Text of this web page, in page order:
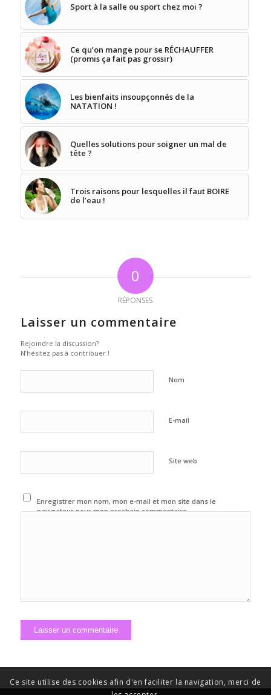
Sport à la salle ou sport chez moi ?
Ce qu’on mange pour se RÉCHAUFFER
(promis ça fait pas grossir)
Les bienfaits insoupçonnés de la
NATATION !
Quelles solutions pour soigner un mal de
tête ?
Trois raisons pour lesquelles il faut BOIRE
de l’eau !
0
RÉPONSES
Laisser un commentaire
Rejoindre la discussion?
N’hésitez pas à contribuer !
Nom
E-mail
Site web
Enregistrer mon nom, mon e-mail et mon site dans le
navigateur pour mon prochain commentaire.
Ce site utilise des cookies afin d'en faciliter la navigation, merci de